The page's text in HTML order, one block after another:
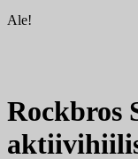
Ale!
Rockbros